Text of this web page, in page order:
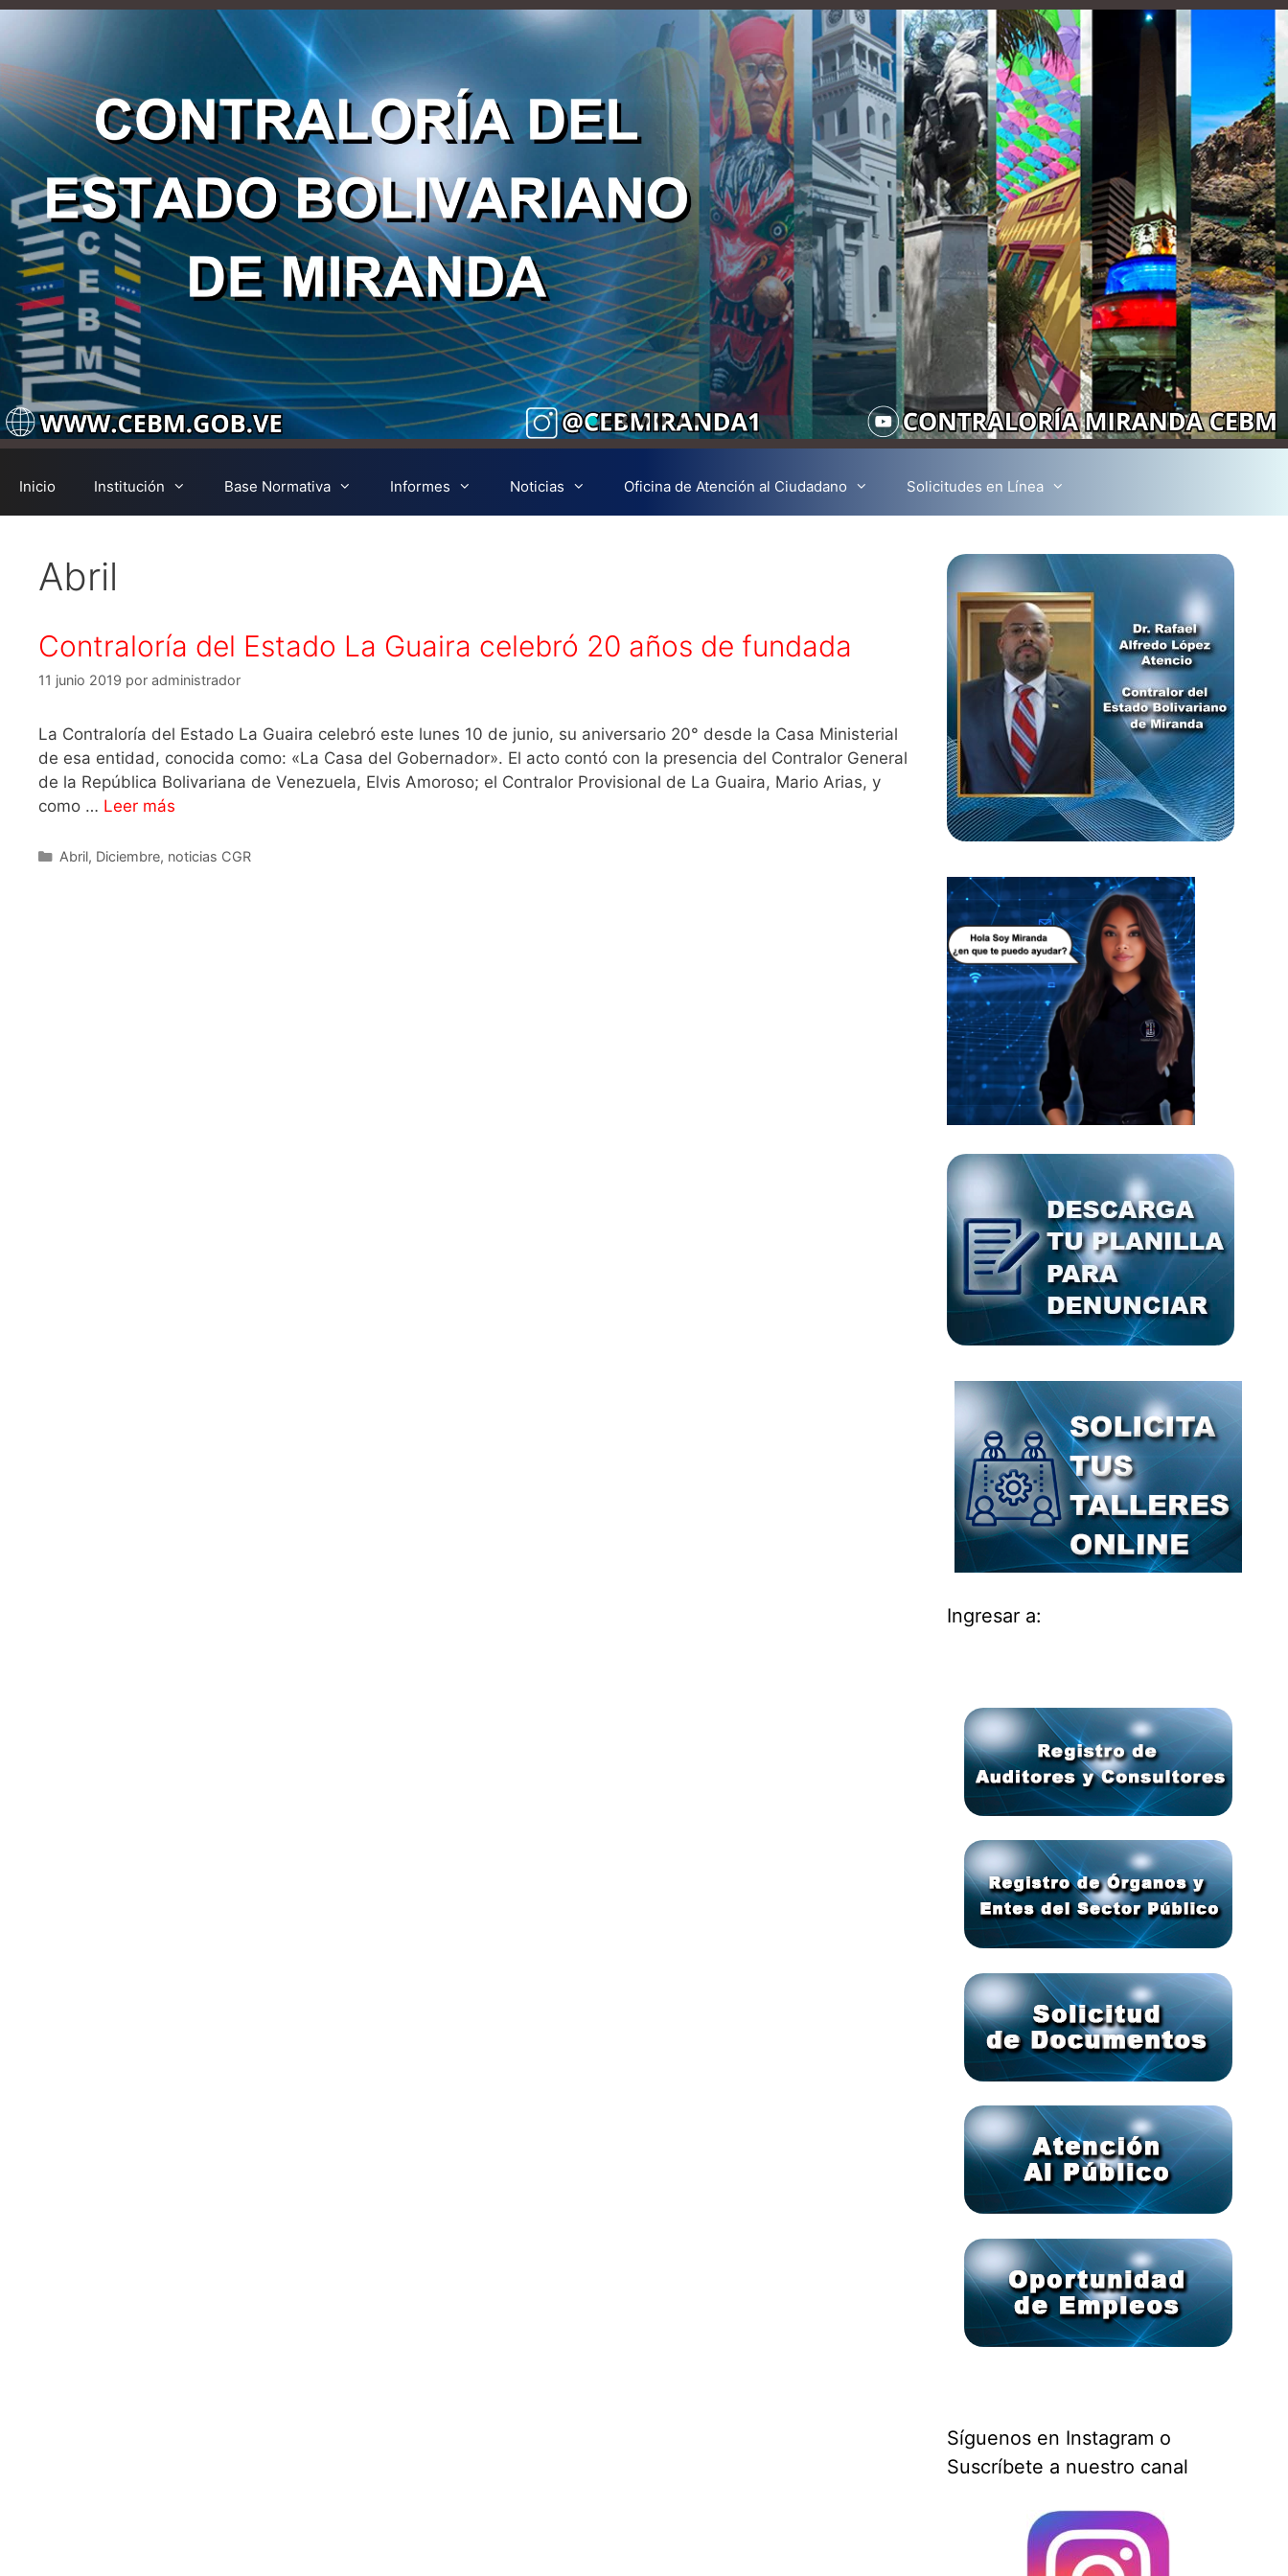
Inicio Institución Base Normativa Informes Noticias Oficina de Atención al Ciudadano Solicitudes en Línea
Abril
Contraloría del Estado La Guaira celebró 20 años de fundada
11 junio 2019 por administrador
La Contraloría del Estado La Guaira celebró este lunes 10 de junio, su aniversario 20° desde la Casa Ministerial
de esa entidad, conocida como: «La Casa del Gobernador». El acto contó con la presencia del Contralor General
de la República Bolivariana de Venezuela, Elvis Amoroso; el Contralor Provisional de La Guaira, Mario Arias, y
como … Leer más
Abril, Diciembre, noticias CGR
Ingresar a:
Síguenos en Instagram o
Suscríbete a nuestro canal